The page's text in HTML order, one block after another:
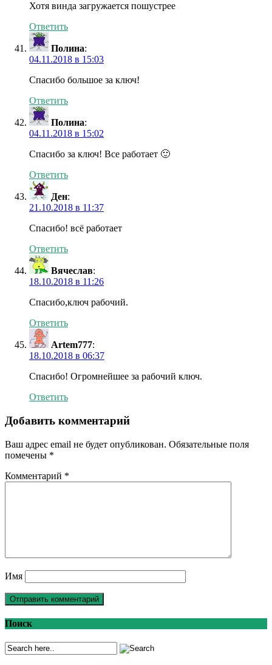
Хотя винда загружается пошустрее
Ответить
Полина:
04.11.2018 в 15:03
Спасибо большое за ключ!
Ответить
Полина:
04.11.2018 в 15:02
Спасибо за ключ! Все работает 🙂
Ответить
Ден:
21.10.2018 в 11:37
Спасибо! всё работает
Ответить
Вячеслав:
18.10.2018 в 11:26
Спасибо,ключ рабочий.
Ответить
Artem777:
18.10.2018 в 06:37
Спасибо! Огромнейшее за рабочий ключ.
Ответить
Добавить комментарий
Ваш адрес email не будет опубликован. Обязательные поля
помечены *
Комментарий *
Имя
Поиск